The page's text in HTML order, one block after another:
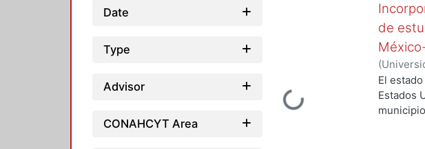
Date
Type
Advisor
CONAHCYT Area Loading...
de
(
de
El
Estados